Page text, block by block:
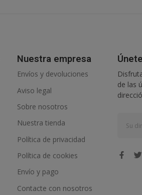
Nuestra empresa
Envíos y devoluciones
Aviso legal
Sobre nosotros
Nuestra tienda
Política de privacidad
Política de cookies
Envío y pago
Contacte con nosotros
de las